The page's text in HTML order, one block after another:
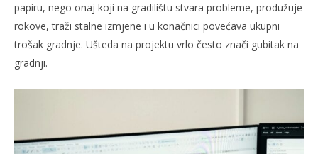
papiru, nego onaj koji na gradilištu stvara probleme, produžuje
rokove, traži stalne izmjene i u konačnici povećava ukupni
trošak gradnje. Ušteda na projektu vrlo često znači gubitak na
gradnji.